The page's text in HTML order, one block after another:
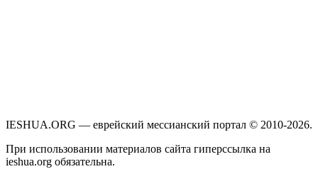
IESHUA.ORG — еврейский мессианский портал © 2010-2026.
При использовании материалов сайта гиперссылка на
ieshua.org обязательна.